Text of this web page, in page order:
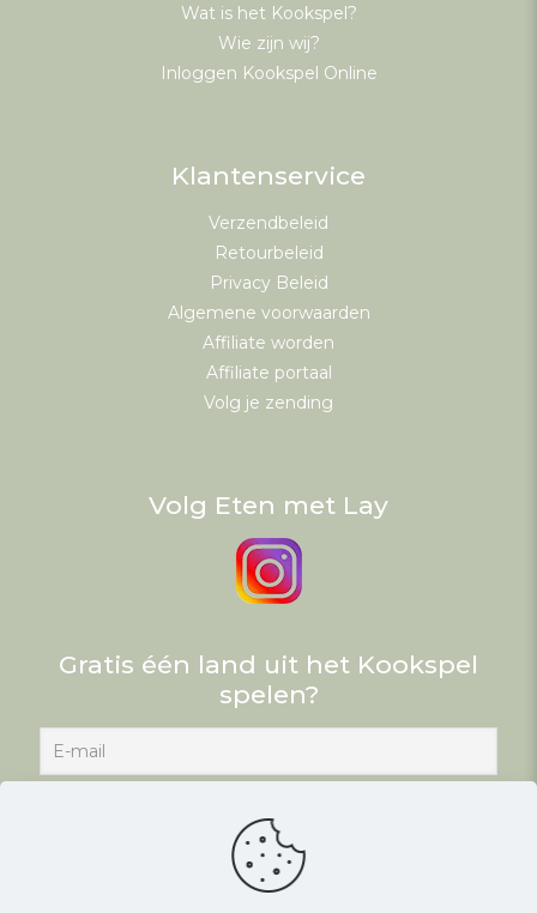
Wat is het Kookspel?
Wie zijn wij?
Inloggen Kookspel Online
Klantenservice
Verzendbeleid
Retourbeleid
Privacy Beleid
Algemene voorwaarden
Affiliate worden
Affiliate portaal
Volg je zending
Volg Eten met Lay
Gratis één land uit het Kookspel
spelen?